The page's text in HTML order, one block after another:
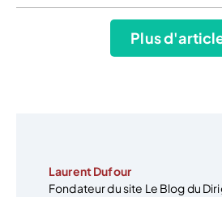
Plus
Laurent Dufour
Fondateur du site Le Blog du